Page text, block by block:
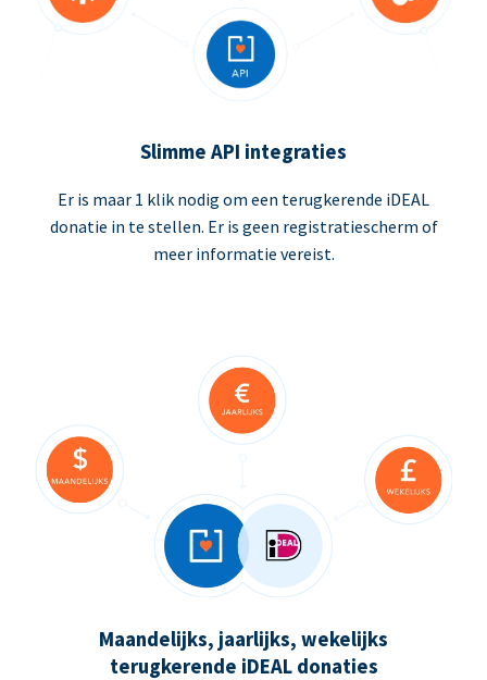
Slimme API integraties
Er is maar 1 klik nodig om een terugkerende iDEAL
donatie in te stellen. Er is geen registratiescherm of
meer informatie vereist.
Maandelijks, jaarlijks, wekelijks
terugkerende iDEAL donaties